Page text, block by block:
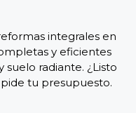
integrales en
y eficientes
radiante. ¿Listo
tu presupuesto.